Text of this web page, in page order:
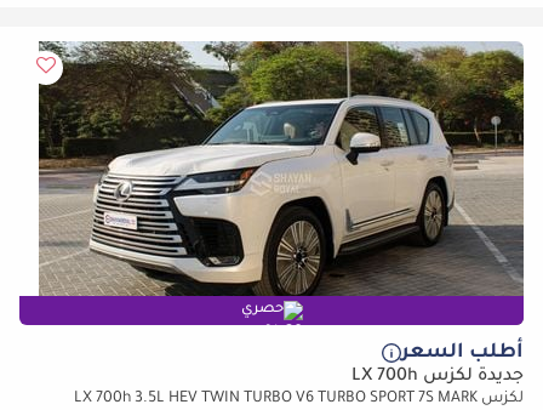
حصري
أطلب السعر
جديدة لكزس LX 700h
لكزس LX 700h 3.5L HEV TWIN TURBO V6 TURBO SPORT 7S MARK